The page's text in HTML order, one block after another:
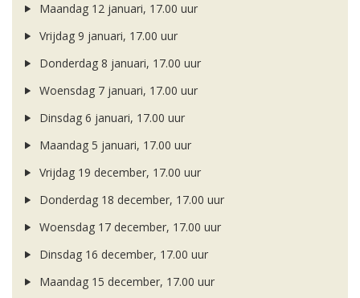
Maandag 12 januari, 17.00 uur
Vrijdag 9 januari, 17.00 uur
Donderdag 8 januari, 17.00 uur
Woensdag 7 januari, 17.00 uur
Dinsdag 6 januari, 17.00 uur
Maandag 5 januari, 17.00 uur
Vrijdag 19 december, 17.00 uur
Donderdag 18 december, 17.00 uur
Woensdag 17 december, 17.00 uur
Dinsdag 16 december, 17.00 uur
Maandag 15 december, 17.00 uur